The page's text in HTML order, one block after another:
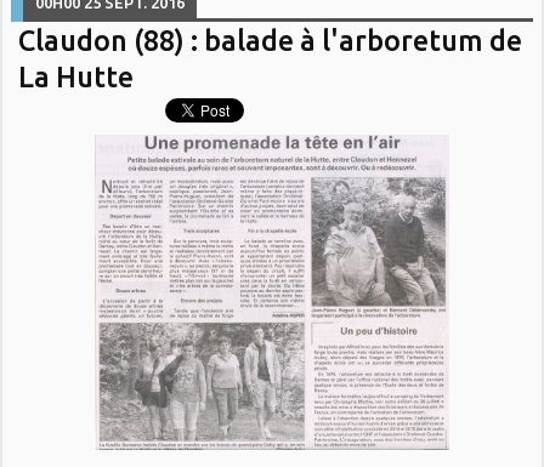
Claudon (88) : balade à l'arboretum de
La Hutte